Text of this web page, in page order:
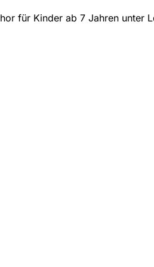
für Kinder ab 7 Jahren unter